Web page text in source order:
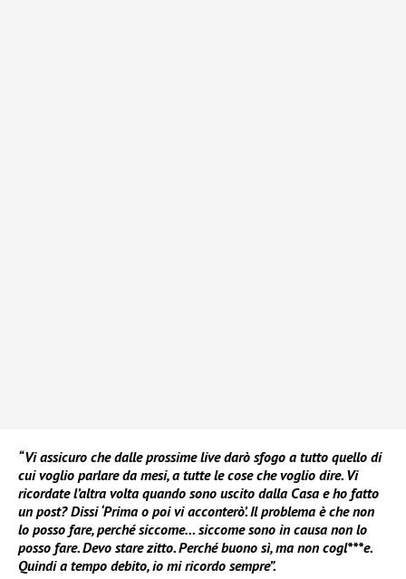
“Vi assicuro che dalle prossime live darò sfogo a tutto quello di
cui voglio parlare da mesi, a tutte le cose che voglio dire. Vi
ricordate l’altra volta quando sono uscito dalla Casa e ho fatto
un post? Dissi ‘Prima o poi vi acconterò’. Il problema è che non
lo posso fare, perché siccome… siccome sono in causa non lo
posso fare. Devo stare zitto. Perché buono sì, ma non cogl***e.
Quindi a tempo debito, io mi ricordo sempre”.